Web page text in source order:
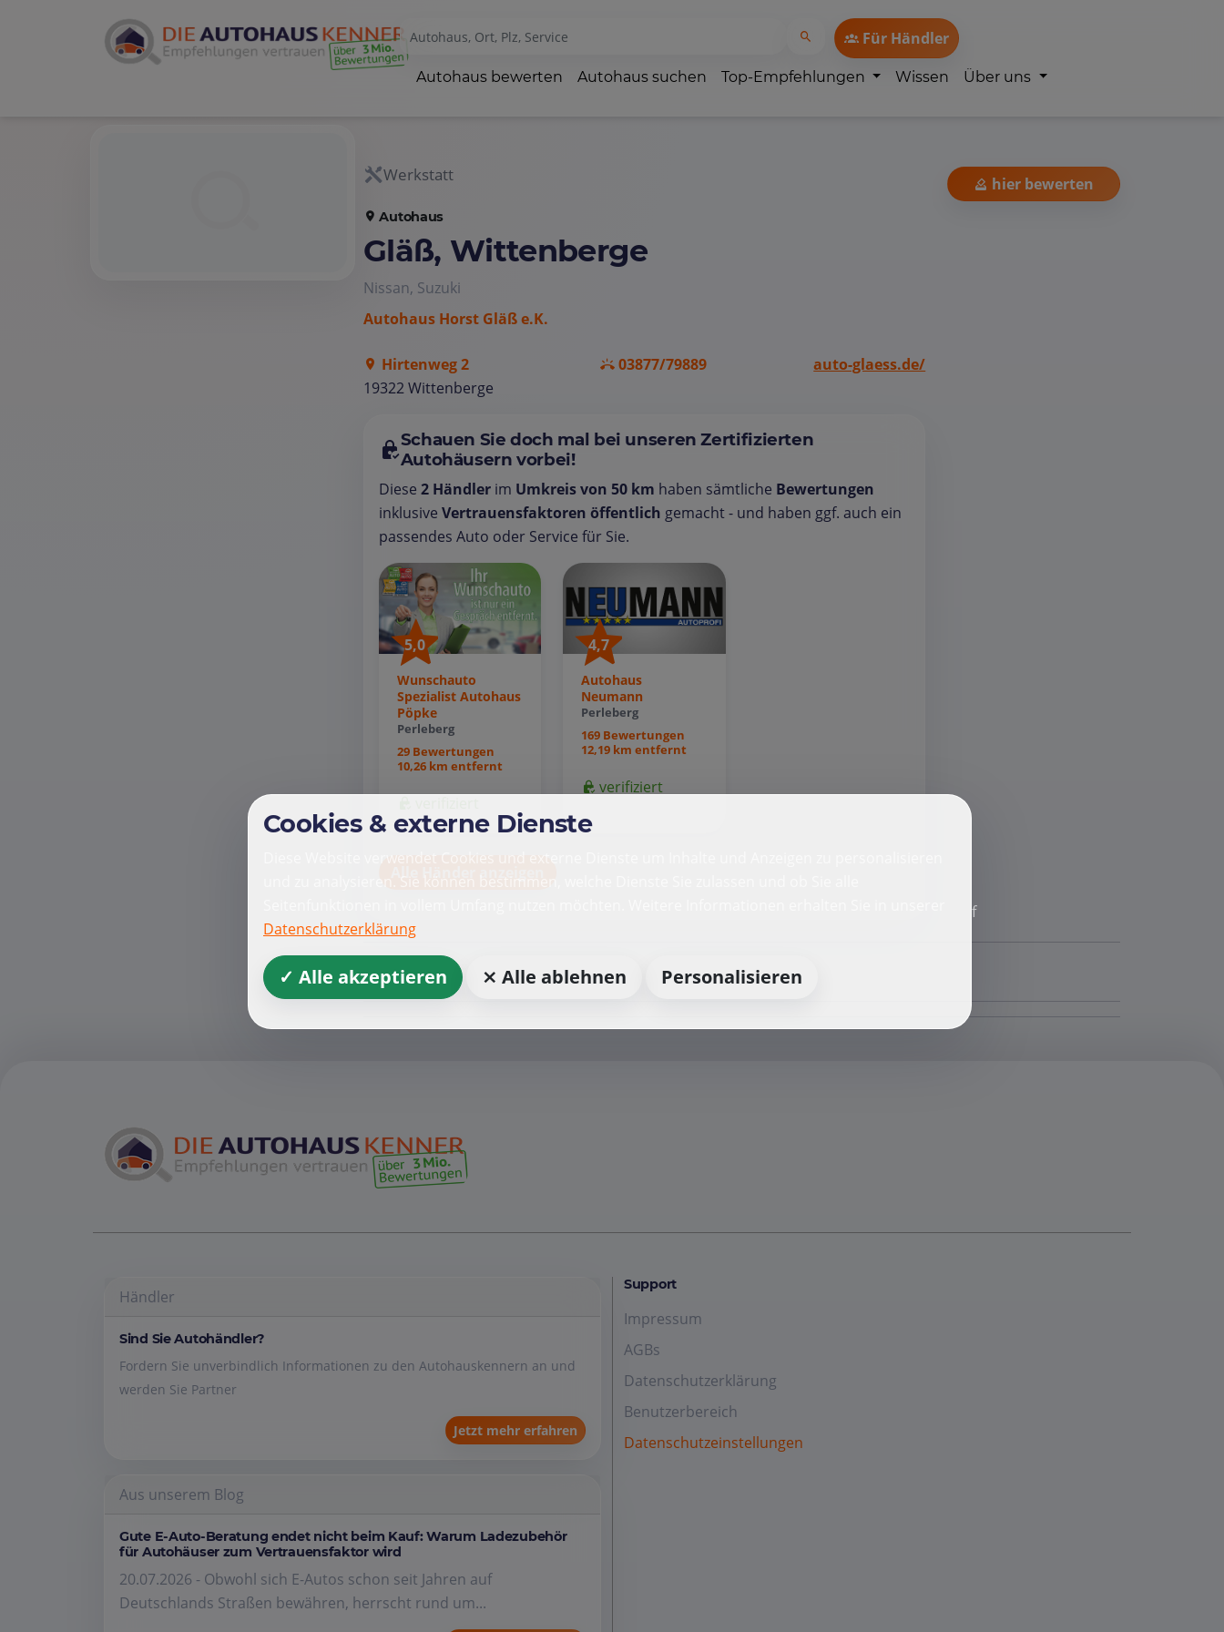
Für Händler
Autohaus bewerten Autohaus suchen Top-Empfehlungen Wissen Über uns
Werkstatt
Autohaus
Gläß, Wittenberge
Nissan, Suzuki
Autohaus Horst Gläß e.K.
Hirtenweg 2
19322 Wittenberge
03877/79889 auto-glaess.de/
Schauen Sie doch mal bei unseren Zertifizierten
Autohäusern vorbei!
Diese 2 Händler im Umkreis von 50 km haben sämtliche Bewertungen
inklusive Vertrauensfaktoren öffentlich gemacht - und haben ggf. auch ein
passendes Auto oder Service für Sie.
5,0
Wunschauto
Spezialist Autohaus
Pöpke
Perleberg
29 Bewertungen
10,26 km entfernt
4,7
Autohaus
Neumann
Perleberg
169 Bewertungen
12,19 km entfernt
verifiziert
Alle Händer anzeigen
hier bewerten
Händler
Sind Sie Autohändler?
Fordern Sie unverbindlich Informationen zu den Autohauskennern an und
werden Sie Partner
Jetzt mehr erfahren
Aus unserem Blog
Gute E-Auto-Beratung endet nicht beim Kauf: Warum Ladezubehör
für Autohäuser zum Vertrauensfaktor wird
20.07.2026 - Obwohl sich E-Autos schon seit Jahren auf
Deutschlands Straßen bewähren, herrscht rund um...
Support
Impressum
AGBs
Datenschutzerklärung
Benutzerbereich
Datenschutzeinstellungen
Cookies & externe Dienste
Diese Website verwendet Cookies und externe Dienste um Inhalte und Anzeigen zu personalisieren
und zu analysieren. Sie können bestimmen, welche Dienste Sie zulassen und ob Sie alle
Datenschutzerklärung
✓ Alle akzeptieren ⨯ Alle ablehnen Personalisieren
f